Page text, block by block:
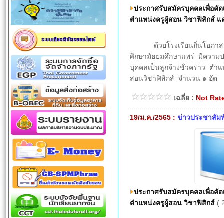
ประกาศรับสมัครบุคคลเพื่อคัด
ตำแหน่งครูผู้สอน วิชาฟิสิกส์ แ
ด้วยโรงเรียนถิ่นโอภาสวิ
ศึกษามัธยมศึกษาแพร่ มีความ
บุคคลเป็นลูกจ้างชั่วคราว ตำ
สอนวิชาฟิสิกส์ จำนวน ๑ อัต
เฉลี่ย : Not
19/ม.ค./2565 : ข่าวประชาสัม
ประกาศรับสมัครบุคคลเพื่อคัด
ตำแหน่งครูผู้สอน วิชาฟิสิกส์ (